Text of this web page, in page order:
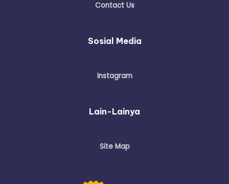
Contact Us
Sosial Media
Instagram
Lain-Lainya
Site Map